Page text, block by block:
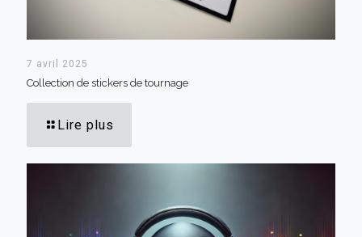
7 avril 2025
Collection de stickers de tournage
Lire plus